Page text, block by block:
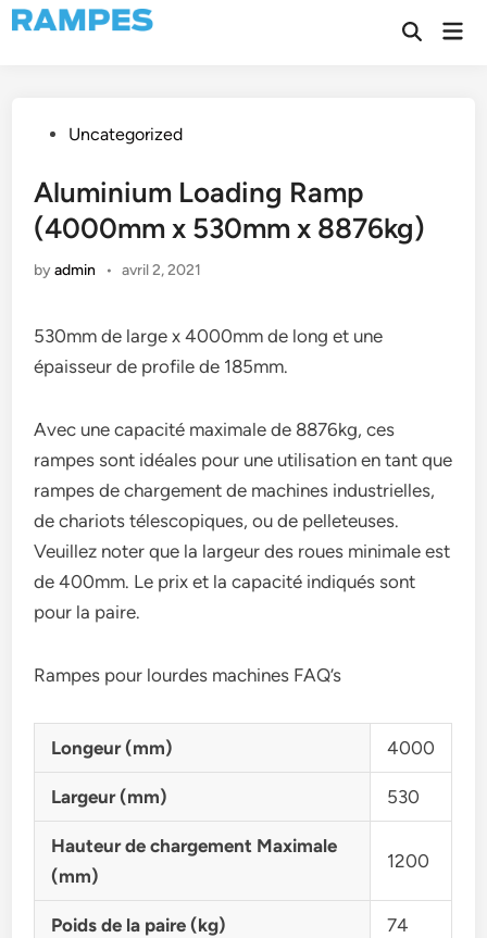
Skip
to
Open
PostedUncategorized
Aluminium Loading Ramp
(4000mm x 530mm x 8876kg)
byadmin • avril 2, 2021
530mm de large x 4000mm de long et une
épaisseur de profile de 185mm.
Avec une capacité maximale de 8876kg, ces
rampes sont idéales pour une utilisation en tant que
rampes de chargement de machines industrielles,
de chariots télescopiques, ou de pelleteuses.
Veuillez noter que la largeur des roues minimale est
de 400mm. Le prix et la capacité indiqués sont
pour la paire.
Rampes pour lourdes machines FAQ’s
Longeur (mm) 4000
Largeur (mm) 530
Hauteur de chargement Maximale
(mm)
1200
Poids de la paire (kg) 74